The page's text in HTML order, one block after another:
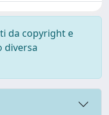
da copyright e
diversa